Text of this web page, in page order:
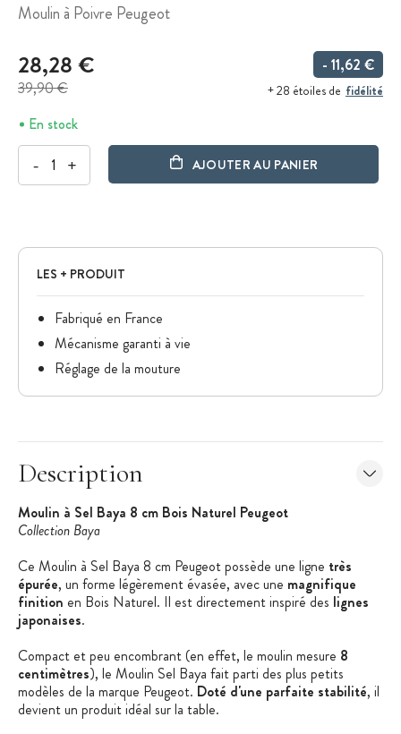
Moulin à Poivre Peugeot
28,28 €
39,90 €
- 11,62 €
+ 28 étoiles de fidélité
En stock
- + AJOUTER AU PANIER
LES + PRODUIT
Fabriqué en France
Mécanisme garanti à vie
Réglage de la mouture
Description
Moulin à Sel Baya 8 cm Bois Naturel Peugeot
Collection Baya
Ce Moulin à Sel Baya 8 cm Peugeot possède une ligne très
épurée, un forme légèrement évasée, avec une magnifique
finition en Bois Naturel. Il est directement inspiré des lignes
japonaises.
Compact et peu encombrant (en effet, le moulin mesure 8
centimètres), le Moulin Sel Baya fait parti des plus petits
modèles de la marque Peugeot. Doté d'une parfaite stabilité, il
devient un produit idéal sur la table.